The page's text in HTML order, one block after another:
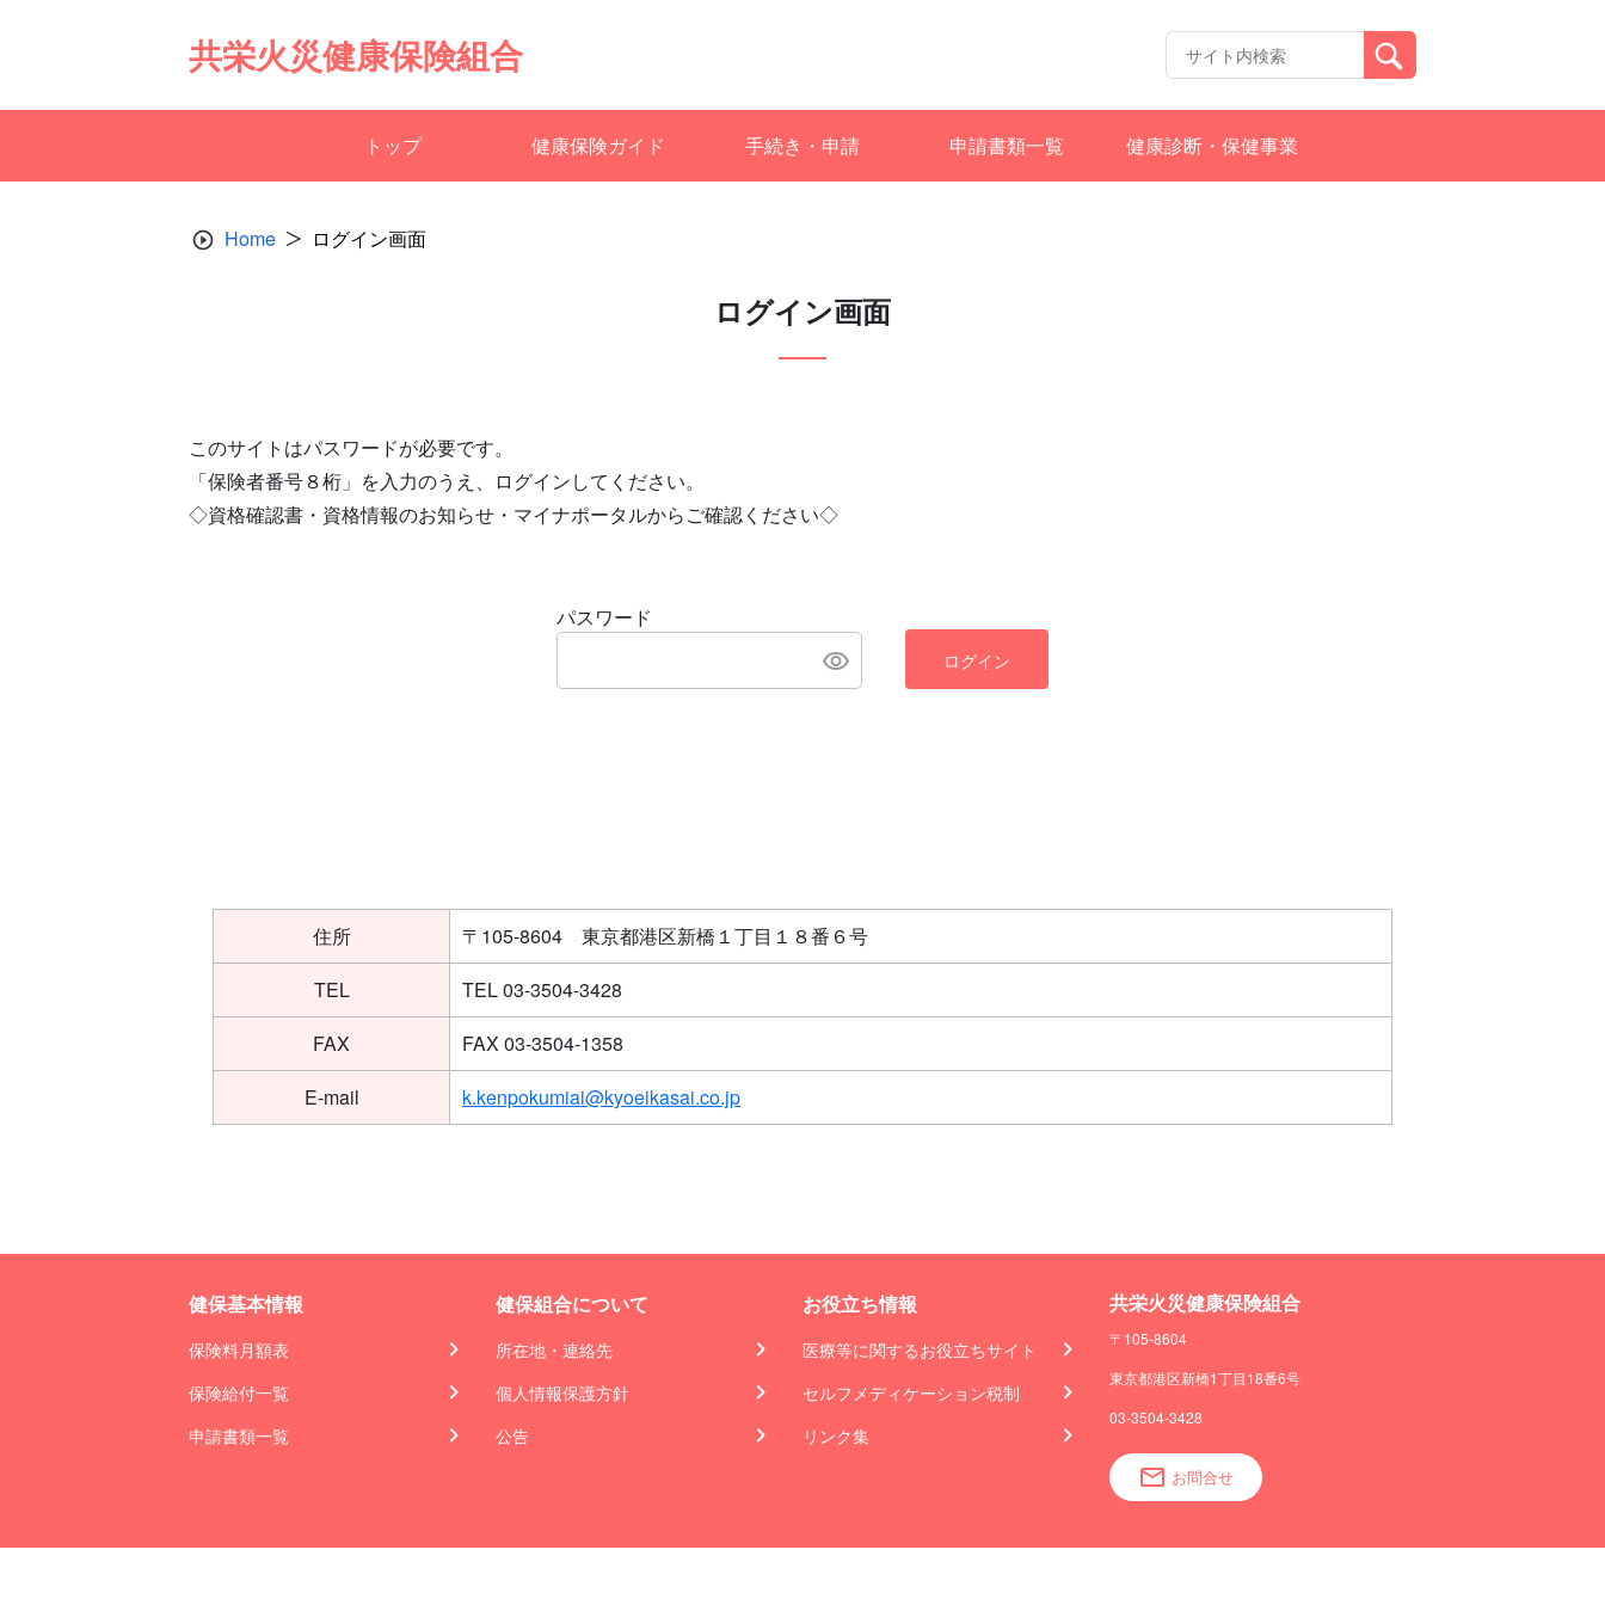
共栄火災健康保険組合
トップ 健康保険ガイド 手続き・申請 申請書類一覧 健康診断・保健事業
Home ログイン画面
ログイン画面
このサイトはパスワードが必要です。
「保険者番号８桁」を入力のうえ、ログインしてください。
◇資格確認書・資格情報のお知らせ・マイナポータルからご確認ください◇
パスワード
ログイン
住所
〒105-8604 東京都港区新橋１丁目１８番６号
TEL
TEL 03-3504-3428
FAX
FAX 03-3504-1358
E-mail
k.kenpokumiai@kyoeikasai.co.jp
健保基本情報
保険料月額表
保険給付一覧
申請書類一覧
健保組合について
所在地・連絡先
個人情報保護方針
公告
お役立ち情報
医療等に関するお役立ちサイト
セルフメディケーション税制
リンク集
共栄火災健康保険組合
〒105-8604
東京都港区新橋1丁目18番6号
03-3504-3428
お問合せ